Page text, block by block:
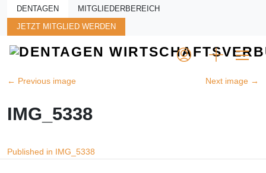
Skip to main content
DENTAGEN MITGLIEDERBEREICH
JETZT MITGLIED WERDEN
← Previous image Next image →
IMG_5338
Beitragsnavigation
Published in IMG_5338